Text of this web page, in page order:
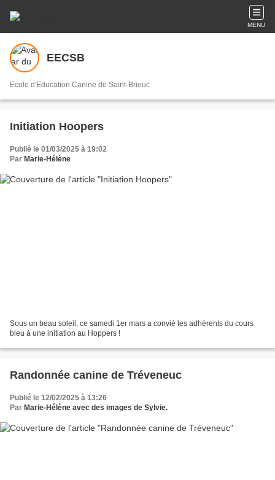
MENU
EECSB
Ecole d'Education Canine de Saint-Brieuc
Initiation Hoopers
Publié le 01/03/2025 à 19:02
Par Marie-Hélène
Sous un beau soleil, ce samedi 1er mars a convié les adhérents du cours
bleu à une initiation au Hoppers !
Randonnée canine de Tréveneuc
Publié le 12/02/2025 à 13:26
Par Marie-Hélène avec des images de Sylvie.